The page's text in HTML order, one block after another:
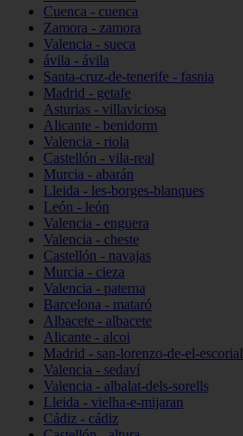
Cuenca - cuenca
Zamora - zamora
Valencia - sueca
ávila - ávila
Santa-cruz-de-tenerife - fasnia
Madrid - getafe
Asturias - villaviciosa
Alicante - benidorm
Valencia - riola
Castellón - vila-real
Murcia - abarán
Lleida - les-borges-blanques
León - león
Valencia - enguera
Valencia - cheste
Castellón - navajas
Murcia - cieza
Valencia - paterna
Barcelona - mataró
Albacete - albacete
Alicante - alcoi
Madrid - san-lorenzo-de-el-escorial
Valencia - sedaví
Valencia - albalat-dels-sorells
Lleida - vielha-e-mijaran
Cádiz - cádiz